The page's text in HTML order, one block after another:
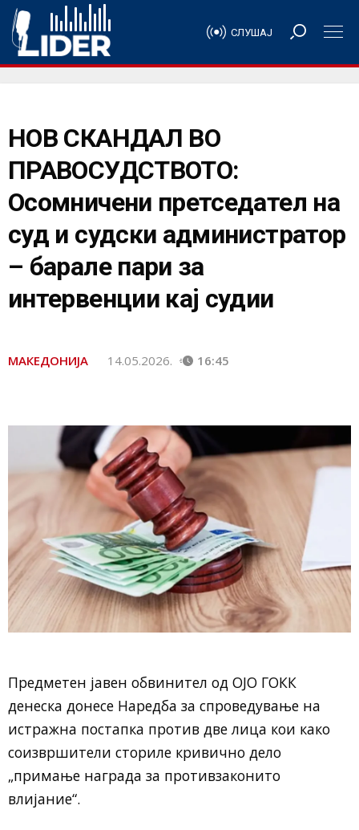
СЛУШАЈ
НОВ СКАНДАЛ ВО
ПРАВОСУДСТВОТО:
Осомничени претседател на
суд и судски администратор
– барале пари за
интервенции кај судии
МАКЕДОНИЈА 14.05.2026. 16:45
Предметен јавен обвинител од ОЈО ГОКК
денеска донесе Наредба за спроведување на
истражна постапка против две лица кои како
соизвршители сториле кривично дело
„примање награда за противзаконито
влијание“.